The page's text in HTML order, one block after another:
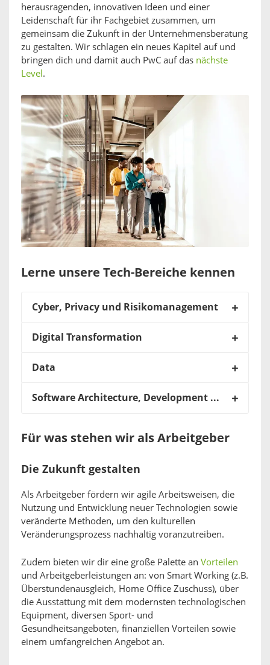
herausragenden, innovativen Ideen und einer
Leidenschaft für ihr Fachgebiet zusammen, um
gemeinsam die Zukunft in der Unternehmensberatung
zu gestalten. Wir schlagen ein neues Kapitel auf und
bringen dich und damit auch PwC auf das nächste
Level .
Lerne unsere Tech-Bereiche kennen
Cyber, Privacy und Risikomanagement
Digital Transformation
Data
Software Architecture, Development and Operations
Für was stehen wir als Arbeitgeber
Die Zukunft gestalten
Als Arbeitgeber fördern wir agile Arbeitsweisen, die
Nutzung und Entwicklung neuer Technologien sowie
veränderte Methoden, um den kulturellen
Veränderungsprozess nachhaltig voranzutreiben.
Zudem bieten wir dir eine große Palette an Vorteilen
und Arbeitgeberleistungen an: von Smart Working (z.B.
Überstundenausgleich, Home Office Zuschuss), über
die Ausstattung mit dem modernsten technologischen
Equipment, diversen Sport- und
Gesundheitsangeboten, finanziellen Vorteilen sowie
einem umfangreichen Angebot an.